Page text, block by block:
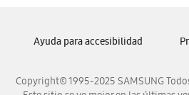
Samsung
Copyright© 1995-2025 SAMSUNG
Ayuda para accesibilidad